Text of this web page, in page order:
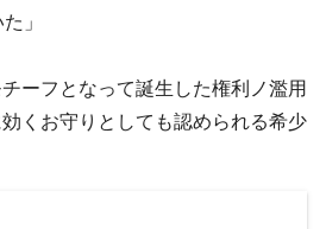
」
ーフとなって誕生した権利ノ濫用
くお守りとしても認められる希少